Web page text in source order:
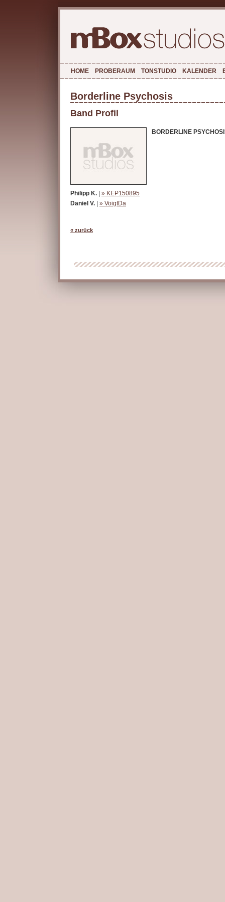
HOME PROBERAUM TONSTUDIO KALENDER
Borderline Psychosis
Band Profil
BORDERLINE
Philipp K.
» KEP150895
Daniel V.
» VoigtDa
« zurück